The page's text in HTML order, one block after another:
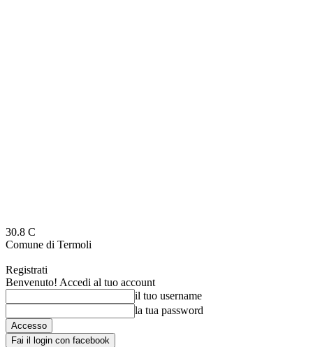
30.8 C
Comune di Termoli
Registrati
Benvenuto! Accedi al tuo account
il tuo username
la tua password
Fai il login con facebook